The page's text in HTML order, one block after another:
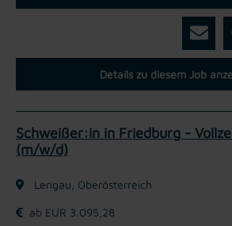
Details zu diesem Job
Schweißer:in in Friedburg -
(m/w/d)
Lengau, Oberösterreich
ab EUR 3.095,28